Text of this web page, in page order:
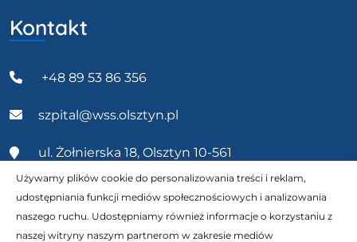
Kontakt
+48 89 53 86 356
szpital@wss.olsztyn.pl
ul. Żołnierska 18, Olsztyn 10-561
Wszystkie prawa zastrzeżone 2023 © Wojewódzki
Używamy plików cookie do personalizowania treści i reklam,
udostępniania funkcji mediów społecznościowych i analizowania
naszego ruchu. Udostępniamy również informacje o korzystaniu z
naszej witryny naszym partnerom w zakresie mediów